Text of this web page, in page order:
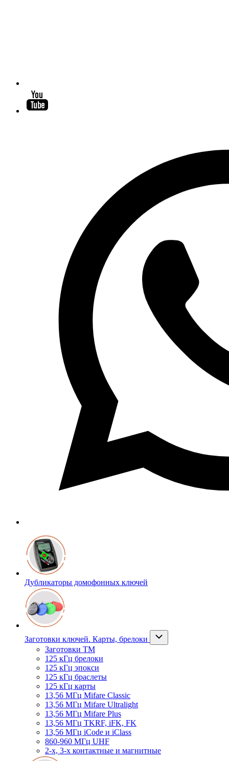
Дубликаторы домофонных ключей
Заготовки ключей. Карты, брелоки
Заготовки ТМ
125 кГц брелоки
125 кГц эпокси
125 кГц браслеты
125 кГц карты
13,56 МГц Mifare Classic
13,56 МГц Mifare Ultralight
13,56 МГц Mifare Plus
13,56 МГц TKRF, iFK, FK
13,56 МГц iCode и iClass
860-960 МГц UHF
2-х, 3-х контактные и магнитные